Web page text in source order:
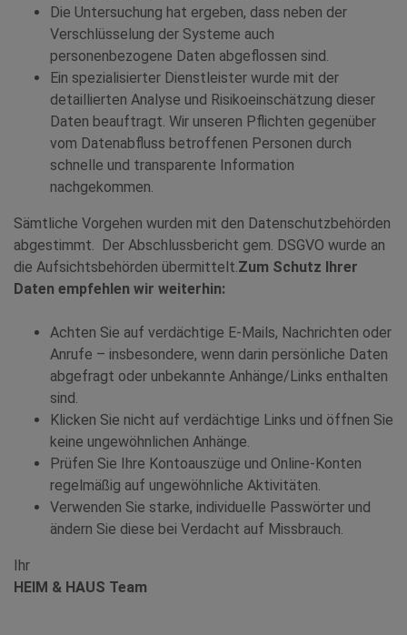
Die Untersuchung hat ergeben, dass neben der
Verschlüsselung der Systeme auch
personenbezogene Daten abgeflossen sind.
Ein spezialisierter Dienstleister wurde mit der
detaillierten Analyse und Risikoeinschätzung dieser
Daten beauftragt. Wir unseren Pflichten gegenüber
vom Datenabfluss betroffenen Personen durch
schnelle und transparente Information
nachgekommen.
Sämtliche Vorgehen wurden mit den Datenschutzbehörden
abgestimmt. Der Abschlussbericht gem. DSGVO wurde an
die Aufsichtsbehörden übermittelt.Zum Schutz Ihrer
Daten empfehlen wir weiterhin:
Achten Sie auf verdächtige E-Mails, Nachrichten oder
Anrufe – insbesondere, wenn darin persönliche Daten
abgefragt oder unbekannte Anhänge/Links enthalten
sind.
Klicken Sie nicht auf verdächtige Links und öffnen Sie
keine ungewöhnlichen Anhänge.
Prüfen Sie Ihre Kontoauszüge und Online-Konten
regelmäßig auf ungewöhnliche Aktivitäten.
Verwenden Sie starke, individuelle Passwörter und
ändern Sie diese bei Verdacht auf Missbrauch.
Ihr
HEIM & HAUS Team